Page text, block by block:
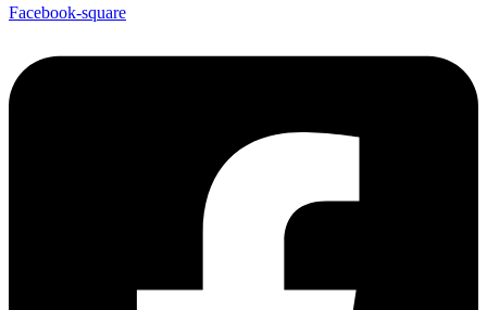
Facebook-square